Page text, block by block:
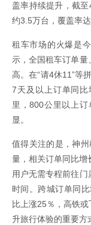
盖率持续提升，截
约3.5万台，覆盖率达
租车市场的火爆是
示，全国租车订单量
高。在“请4休11”等
7天及以上订单同
里，800公里以上
显。
值得关注的是，神州
量，相关订单同比增
用户无需专程前往
时间。跨城订单同
比上涨25％，高铁
升旅行体验的重要方